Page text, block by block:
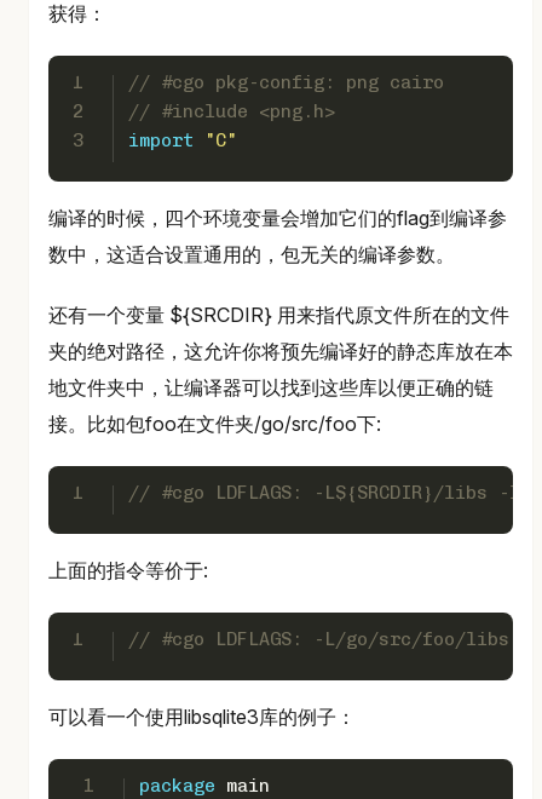
获得：
1
2
3
// #cgo pkg-config: png cairo
// #include <png.h>
import
"C"
编译的时候，四个环境变量会增加它们的flag到编译参
数中，这适合设置通用的，包无关的编译参数。
还有一个变量 ${SRCDIR} 用来指代原文件所在的文件
夹的绝对路径，这允许你将预先编译好的静态库放在本
地文件夹中，让编译器可以找到这些库以便正确的链
接。比如包foo在文件夹/go/src/foo下:
1 // #cgo LDFLAGS: -L${SRCDIR}/libs -
上面的指令等价于:
1 // #cgo LDFLAGS: -L/go/src/foo/libs -
可以看一个使用libsqlite3库的例子：
1
package main